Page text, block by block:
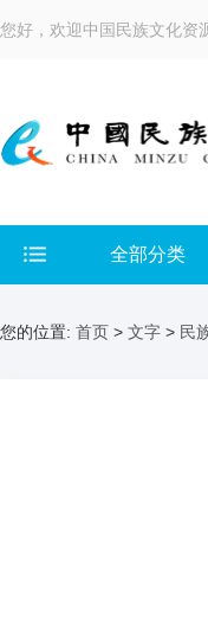
您好，欢迎中国民族文化资
全部分类
您的位置: 首页 > 文字 > 民